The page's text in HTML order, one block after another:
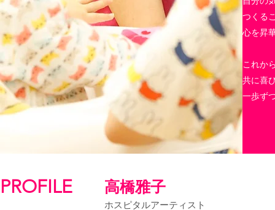
つくる
心を昇
これか
共に喜
一歩ず
​PROFILE 高橋雅子
ホスピタルアーティスト